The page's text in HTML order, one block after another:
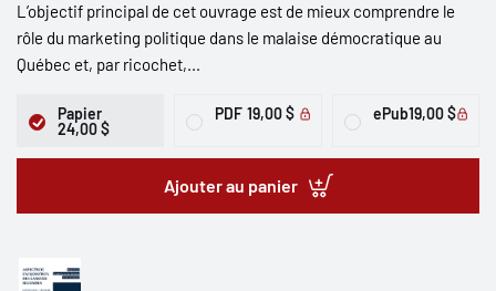
L’objectif principal de cet ouvrage est de mieux comprendre le
rôle du marketing politique dans le malaise démocratique au
Québec et, par ricochet,...
Papier
24,00 $
PDF 19,00 $ ePub19,00 $
Ajouter au panier